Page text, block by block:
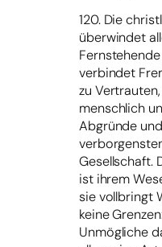
120. Die
überwindet
verbindet
zu
menschlich
Abgründe
Gesellschaft.
ist ihrem
sie vollbringt
keine
Unmögliche